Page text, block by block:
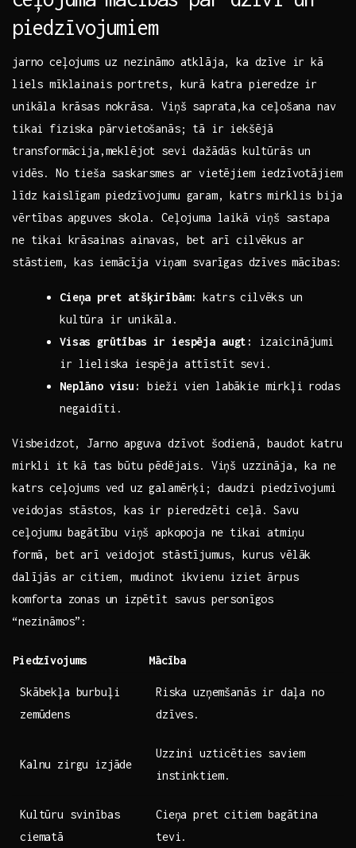
‍piedzīvojumiem
jarno ceļojums ⁢uz‌ nezināmo atklāja, ka dzīve ir ‍kā
liels ‌mīklainais portrets, kurā katra pieredze⁢ ir
unikāla krāsas nokrāsa. Viņš ⁣saprata,ka ceļošana nav
tikai fiziska pārvietošanās; tā⁤ ir iekšējā
transformācija,meklējot⁣ sevi dažādās kultūrās un
vidēs.⁤ No tieša saskarsmes ar vietējiem iedzīvotājiem
līdz kaislīgam piedzīvojumu garam, katrs mirklis ⁣bija
vērtības⁤ apguves skola. ​Ceļojuma laikā viņš ⁣sastapa
ne tikai krāsainas ainavas, bet ⁤arī cilvēkus⁣ ar
⁢stāstiem, kas ⁢iemācīja viņam ‍svarīgas dzīves mācības:
Cieņa pret‌ atšķirībām: katrs ⁤cilvēks un
kultūra ir unikāla.
Visas grūtības ir iespēja augt:
izaicinājumi
ir lieliska iespēja attīstīt sevi.
Neplāno visu:
bieži vien⁣ labākie mirkļi rodas
‍negaidīti.
Visbeidzot, Jarno apguva dzīvot šodienā, baudot katru
mirkli it kā⁣ tas ‍būtu pēdējais. Viņš uzzināja, ka ne
katrs ceļojums ved uz galamērķi; daudzi piedzīvojumi
veidojas​ stāstos, kas ir pieredzēti ceļā. Savu
ceļojumu ⁤bagātību viņš apkopoja⁢ ne tikai atmiņu
formā, bet arī veidojot stāstījumus, kurus vēlāk
dalījās ar citiem, mudinot ikvienu ⁣iziet ārpus​
komforta zonas un⁤ izpētīt ‌savus personīgos
“nezināmos”:
Piedzīvojums Mācība
Skābekļa burbuļi
zemūdens
Riska uzņemšanās ‌ir daļa no
‍dzīves.
Kalnu zirgu izjāde
Uzzini ‍uzticēties saviem
⁣instinktiem.
Kultūru svinības
‌ciematā
Cieņa pret‍ citiem ‍bagātina​
tevi.